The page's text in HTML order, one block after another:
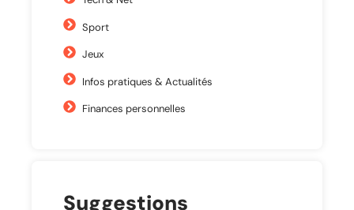
Sport
Jeux
Infos pratiques & Actualités
Finances personnelles
Suggestions